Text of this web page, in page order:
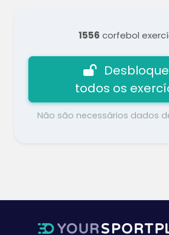
1556 corfebol
todos os
Não são necessários dados